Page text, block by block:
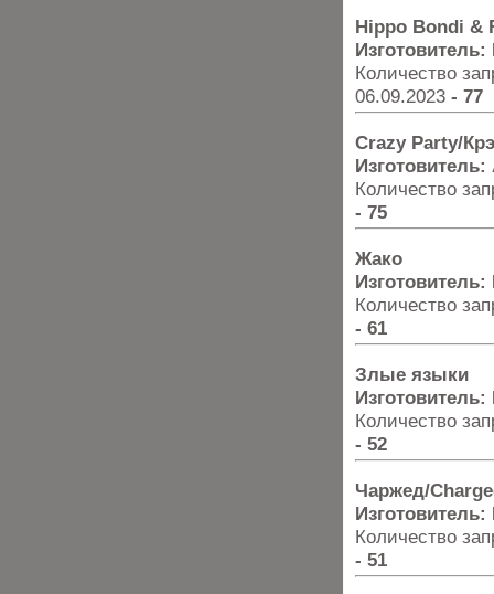
Hippo Bondi &
Количество
06.09.2023 - 77
Crazy Party/
Количество
- 75
Жако
Количество
- 61
Злые языки
Количество
- 52
Чаржед/
Количество
- 51